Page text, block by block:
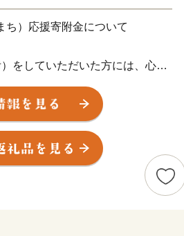
ち）応援寄附金について
をしていただいた方には、心ば
す。
じていただけると幸いです。
に限らせていただきます。